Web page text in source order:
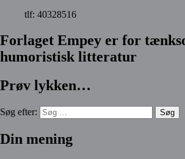
tlf: 40328516
Forlaget Empey er for
humoristisk litteratur
Prøv lykken…
Søg efter:
Din mening